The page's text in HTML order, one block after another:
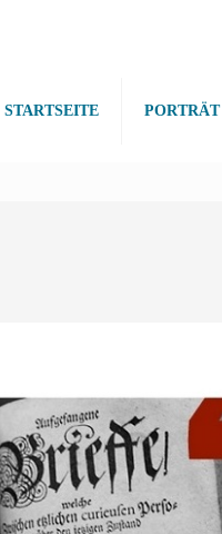
STARTSEITE PORTRÄT